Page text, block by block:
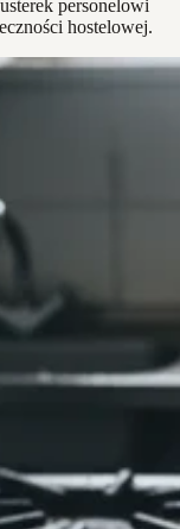
personelowi
hostelowej.